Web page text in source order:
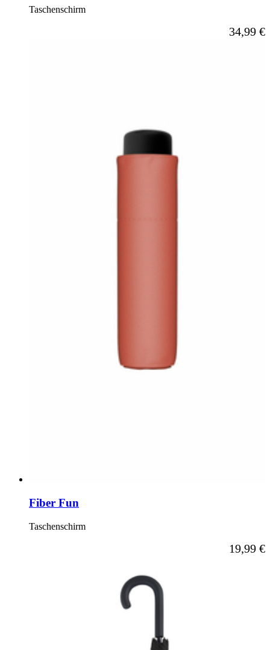
Taschenschirm
Ab
34,99 €
Fiber Fun
Taschenschirm
Ab
19,99 €